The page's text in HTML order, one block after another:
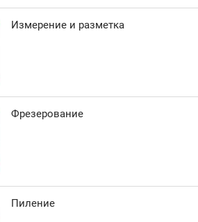
Измерение и разметка
Фрезерование
Пиление